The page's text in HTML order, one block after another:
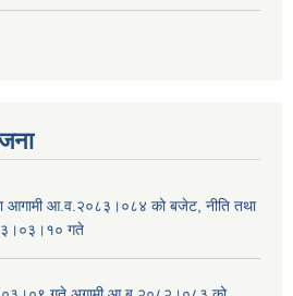
आगामी आ.व.२०८३।०८४ को बजेट, नीति तथा
गते